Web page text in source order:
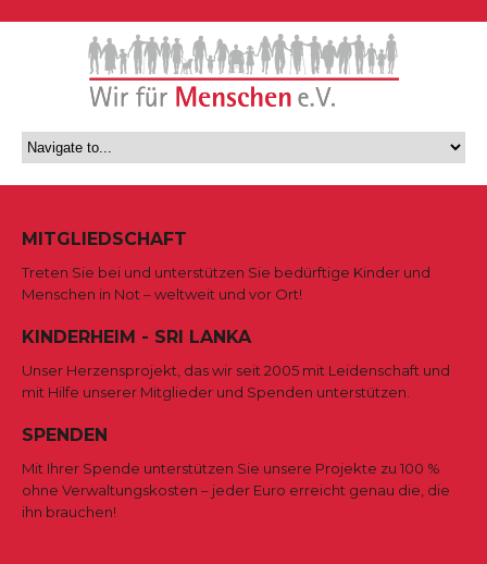
MITGLIEDSCHAFT
Treten Sie bei und unterstützen Sie bedürftige Kinder und
Menschen in Not – weltweit und vor Ort!
KINDERHEIM - SRI LANKA
Unser Herzensprojekt, das wir seit 2005 mit Leidenschaft und
mit Hilfe unserer Mitglieder und Spenden unterstützen.
SPENDEN
Mit Ihrer Spende unterstützen Sie unsere Projekte zu 100 %
ohne Verwaltungskosten – jeder Euro erreicht genau die, die
ihn brauchen!